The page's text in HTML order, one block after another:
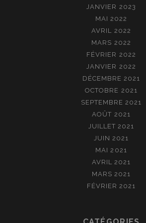
JANVIER 2023
MAI 2022
AVRIL 2022
MARS 2022
FÉVRIER 2022
JANVIER 2022
DÉCEMBRE 2021
OCTOBRE 2021
SEPTEMBRE 2021
AOÛT 2021
JUILLET 2021
JUIN 2021
MAI 2021
AVRIL 2021
MARS 2021
FÉVRIER 2021